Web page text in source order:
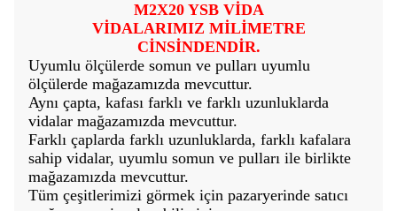
M2X20 YSB VİDA
VİDALARIMIZ MİLİMETRE
CİNSİNDENDİR.
Uyumlu ölçülerde somun ve pulları uyumlu
ölçülerde mağazamızda mevcuttur.
Aynı çapta, kafası farklı ve farklı uzunluklarda
vidalar mağazamızda mevcuttur.
Farklı çaplarda farklı uzunluklarda, farklı kafalara
sahip vidalar, uyumlu somun ve pulları ile birlikte
mağazamızda mevcuttur.
Tüm çeşitlerimizi görmek için pazaryerinde satıcı